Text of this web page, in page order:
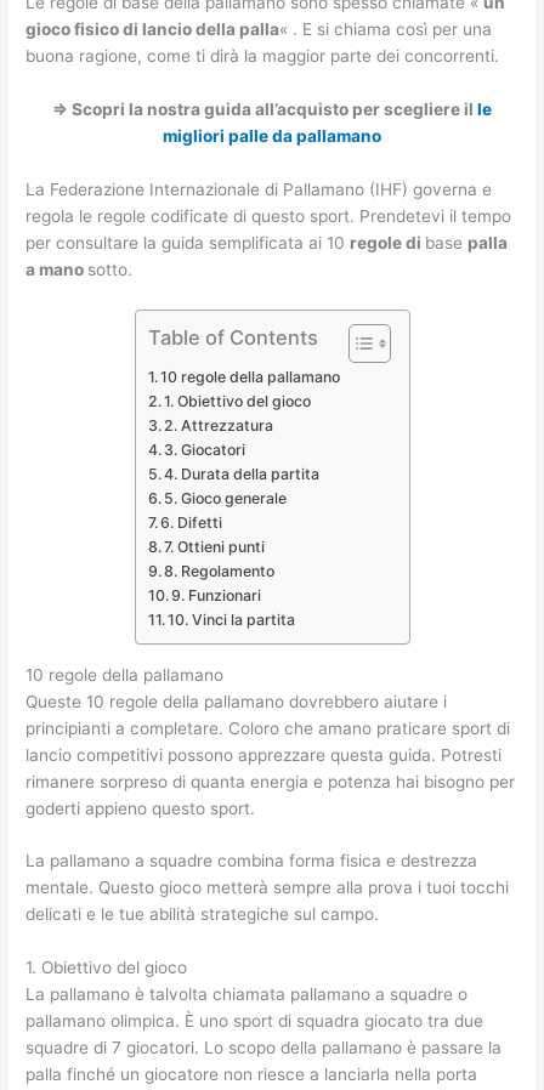
gioco fisico di lancio della palla« . E si chiama così per una
buona ragione, come ti dirà la maggior parte dei concorrenti.
=> Scopri la nostra guida all’acquisto per scegliere il le
migliori palle da pallamano
La Federazione Internazionale di Pallamano (IHF) governa e
regola le regole codificate di questo sport. Prendetevi il tempo
per consultare la guida semplificata ai 10 regole di base palla
a mano sotto.
Table of Contents
10 regole della pallamano
1. Obiettivo del gioco
2. Attrezzatura
3. Giocatori
4. Durata della partita
5. Gioco generale
6. Difetti
7. Ottieni punti
8. Regolamento
9. Funzionari
10. Vinci la partita
10 regole della pallamano
Queste 10 regole della pallamano dovrebbero aiutare i
principianti a completare. Coloro che amano praticare sport di
lancio competitivi possono apprezzare questa guida. Potresti
rimanere sorpreso di quanta energia e potenza hai bisogno per
goderti appieno questo sport.
La pallamano a squadre combina forma fisica e destrezza
mentale. Questo gioco metterà sempre alla prova i tuoi tocchi
delicati e le tue abilità strategiche sul campo.
1. Obiettivo del gioco
La pallamano è talvolta chiamata pallamano a squadre o
pallamano olimpica. È uno sport di squadra giocato tra due
squadre di 7 giocatori. Lo scopo della pallamano è passare la
palla finché un giocatore non riesce a lanciarla nella porta